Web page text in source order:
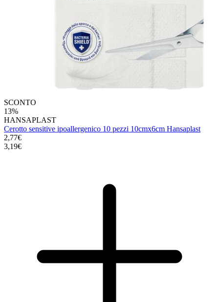
SCONTO
13%
HANSAPLAST
Cerotto sensitive ipoallergenico 10 pezzi 10cmx6cm Hansaplast
2,77€
3,19€